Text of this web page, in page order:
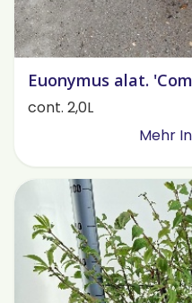
Euonymus alat.
cont. 2,0L
Mehr